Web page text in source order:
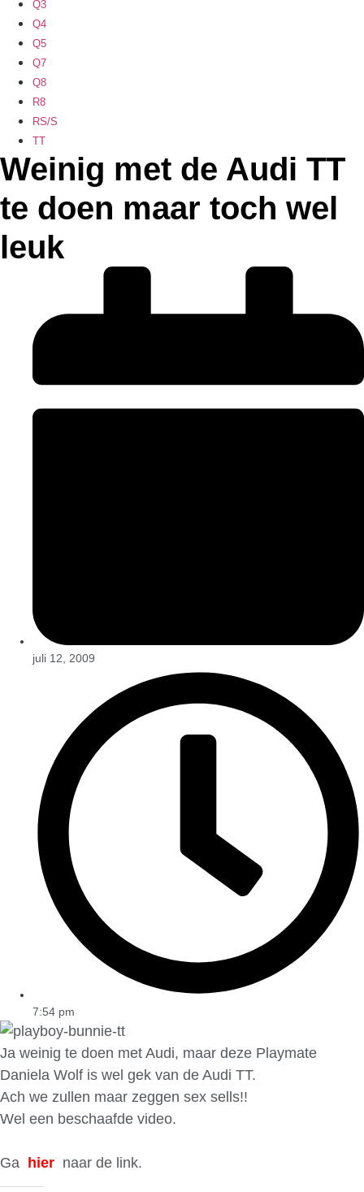
Q3
Q4
Q5
Q7
Q8
R8
RS/S
TT
Weinig met de Audi TT
te doen maar toch wel
leuk
juli 12, 2009
7:54 pm
Ja weinig te doen met Audi, maar deze Playmate
Daniela Wolf is wel gek van de Audi TT.
Ach we zullen maar zeggen sex sells!!
Wel een beschaafde video.
Ga hier naar de link.